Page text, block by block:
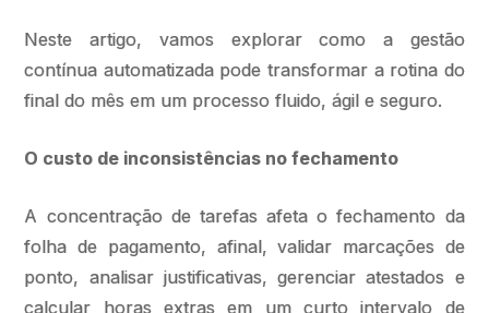
Neste artigo, vamos explorar como a gestão
contínua automatizada pode transformar a rotina do
final do mês em um processo fluido, ágil e seguro.
O custo de inconsistências no fechamento
A concentração de tarefas afeta o fechamento da
folha de pagamento, afinal, validar marcações de
ponto, analisar justificativas, gerenciar atestados e
calcular horas extras em um curto intervalo de